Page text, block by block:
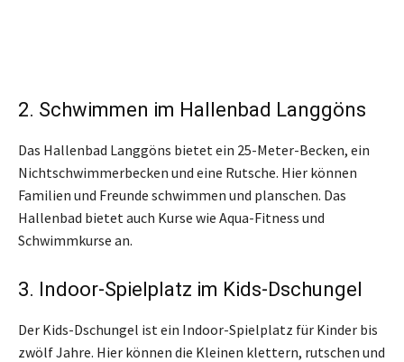
2. Schwimmen im Hallenbad Langgöns
Das Hallenbad Langgöns bietet ein 25-Meter-Becken, ein
Nichtschwimmerbecken und eine Rutsche. Hier können
Familien und Freunde schwimmen und planschen. Das
Hallenbad bietet auch Kurse wie Aqua-Fitness und
Schwimmkurse an.
3. Indoor-Spielplatz im Kids-Dschungel
Der Kids-Dschungel ist ein Indoor-Spielplatz für Kinder bis
zwölf Jahre. Hier können die Kleinen klettern, rutschen und